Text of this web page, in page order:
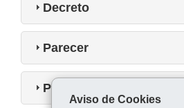
Decreto
Parecer
Portaria
Aviso de Cookies